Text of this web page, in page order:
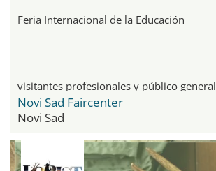
Feria Internacional de la Educación
visitantes profesionales y público general
Novi Sad Faircenter
Novi Sad